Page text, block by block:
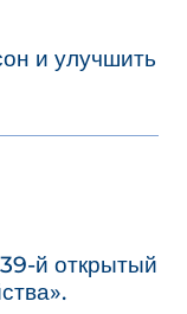
и улучшить
й открытый